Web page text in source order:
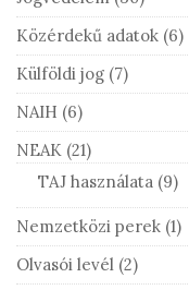
Közérdekű adatok (6)
Külföldi jog (7)
NAIH (6)
NEAK (21)
TAJ használata (9)
Nemzetközi perek (1)
Olvasói levél (2)